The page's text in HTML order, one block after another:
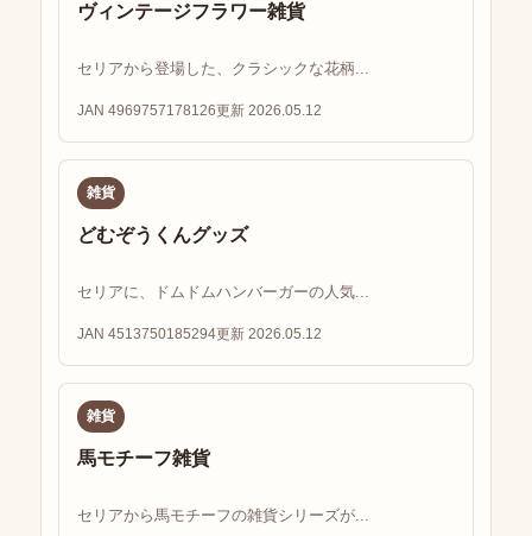
ヴィンテージフラワー雑貨
セリアから登場した、クラシックな花柄...
JAN 4969757178126更新 2026.05.12
雑貨
どむぞうくんグッズ
セリアに、ドムドムハンバーガーの人気...
JAN 4513750185294更新 2026.05.12
雑貨
馬モチーフ雑貨
セリアから馬モチーフの雑貨シリーズが...